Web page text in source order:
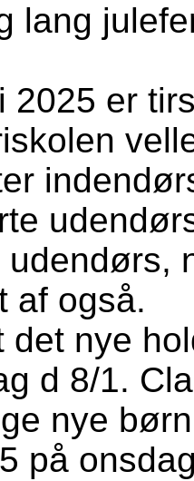
lang
2025 er
af også.
det nye
d 8/1.
nye
på